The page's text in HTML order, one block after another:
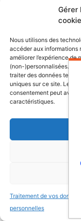
Gérer
Nous utilisons des
accéder aux informations
améliorer l’expérience
(non-)personnalisées.
traiter des données telles
uniques sur ce site. Le
consentement peut avoir
caractéristiques.
Traitement de vos données
personnelles
Imaginez :
plongent
encore salées
Lire l’article
22 juillet 2026